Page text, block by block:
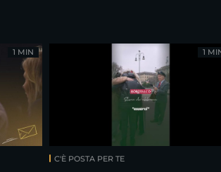
1 MIN
C'È POSTA PER TE
1